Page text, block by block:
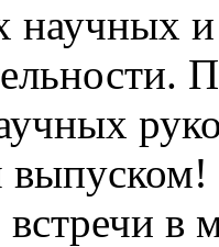
и
в